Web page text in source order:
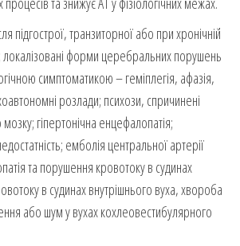
підгострої, транзиторної або при хронічній
локалізовані форми церебральних порушень
симптоматикою – геміплегія, афазія,
розлади; психози, спричинені
гіпертонічна енцефалопатія;
емболія центральної артерії
та порушення кровотоку в судинах
в судинах внутрішнього вуха, хвороба
або шум у вухах кохлеовестибулярного